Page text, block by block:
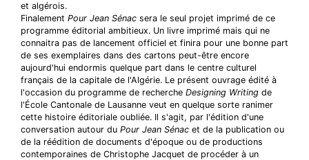
et algérois.
Finalement Pour Jean Sénac sera le seul projet imprimé de ce
programme éditorial ambitieux. Un livre imprimé mais qui ne
connaitra pas de lancement officiel et finira pour une bonne part
de ses exemplaires dans des cartons peut-être encore
aujourd'hui endormis quelque part dans le centre culturel
français de la capitale de l'Algérie. Le présent ouvrage édité à
l'occasion du programme de recherche Designing Writing de
l'École Cantonale de Lausanne veut en quelque sorte ranimer
cette histoire éditoriale oubliée. Il s'agit, par l'édition d'une
conversation autour du Pour Jean Sénac et de la publication ou
de la réédition de documents d'époque ou de productions
contemporaines de Christophe Jacquet de procéder à un